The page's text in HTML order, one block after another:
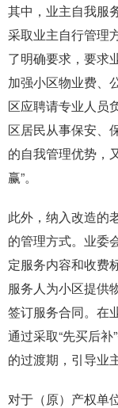
其中，业主自我服
采取业主自行管理
了明确要求，要求
加强小区物业费、
区应聘请专业人员
区居民从事保安、
的自我管理优势，
赢”。
此外，纳入改造的
的管理方式。业委
定服务内容和收费
服务人为小区提供
签订服务合同。在
通过采取“先买后
的过渡期，引导业
对于（原）产权单